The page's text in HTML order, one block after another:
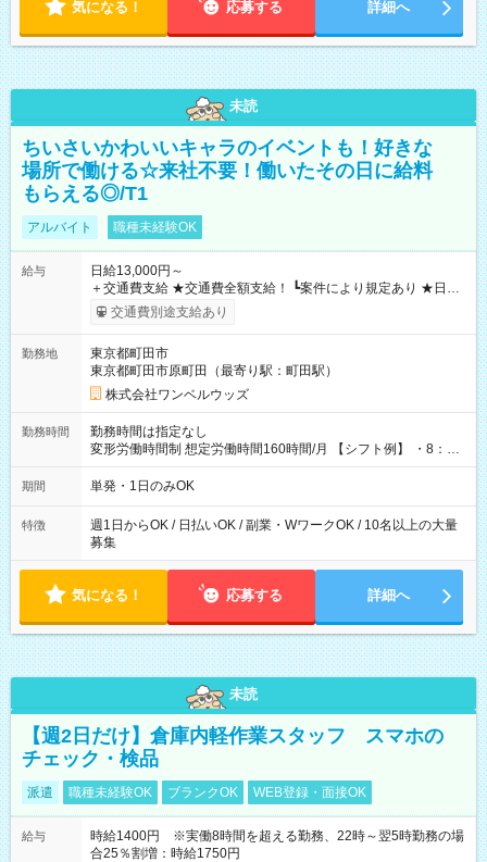
気になる！ 応募する 詳細へ
未読
ちいさいかわいいキャラのイベントも！好きな
場所で働ける☆来社不要！働いたその日に給料
もらえる◎/T1
アルバイト 職種未経験OK
給与
日給13,000円～
＋交通費支給 ★交通費全額支給！ ┗案件により規定あり ★日払
いOK！（規定あり） ┗働いたその日に現金GET♪ お仕事後はコ
ンビニATMから 日払い分を引き落とせます！ 【試用期間】試
交通費別途支給あり
勤務地
東京都町田市
東京都町田市原町田（最寄り駅：町田駅）
株式会社ワンベルウッズ
勤務時間
勤務時間は指定なし
変形労働時間制 想定労働時間160時間/月 【シフト例】 ・8：00
～21：00
期間 単発・1日のみOK
特徴
週1日からOK / 日払いOK / 副業・WワークOK / 10名以上の大量
募集
気になる！ 応募する 詳細へ
未読
【週2日だけ】倉庫内軽作業スタッフ スマホの
チェック・検品
派遣 職種未経験OK ブランクOK WEB登録・面接OK
給与
時給1400円 ※実働8時間を超える勤務、22時～翌5時勤務の場
合25％割増：時給1750円